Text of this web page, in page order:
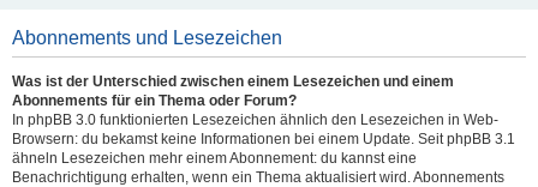
Abonnements und Lesezeichen
Was ist der Unterschied zwischen einem Lesezeichen und einem
Abonnements für ein Thema oder Forum?
In phpBB 3.0 funktionierten Lesezeichen ähnlich den Lesezeichen in Web-
Browsern: du bekamst keine Informationen bei einem Update. Seit phpBB 3.1
ähneln Lesezeichen mehr einem Abonnement: du kannst eine
Benachrichtigung erhalten, wenn ein Thema aktualisiert wird. Abonnements